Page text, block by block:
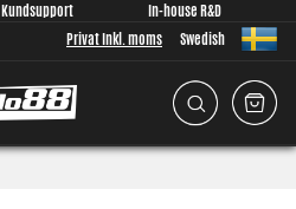
Kundsupport
In-house R&D
Privat Inkl. moms Swedish